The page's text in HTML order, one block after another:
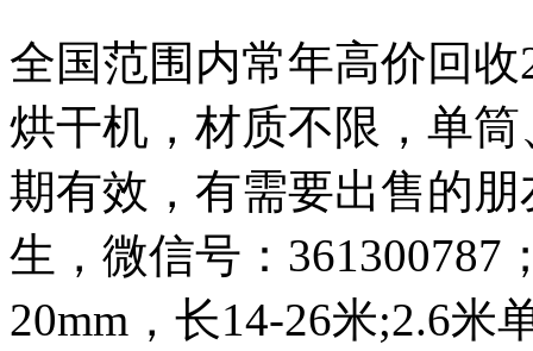
全国范围内常年高价回收
烘干机，材质不限，单
期有效，有需要出售的朋
生，微信号：361300787
20mm，长14-26米;2.6米